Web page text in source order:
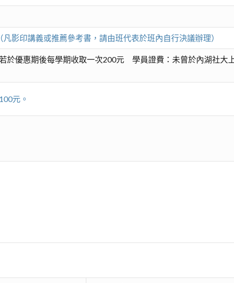
影印講義或推薦參考書，請由班代表於班內自行決議辦理）
於優惠期後每學期收取一次200元 學員證費：未曾於內湖社大
元。